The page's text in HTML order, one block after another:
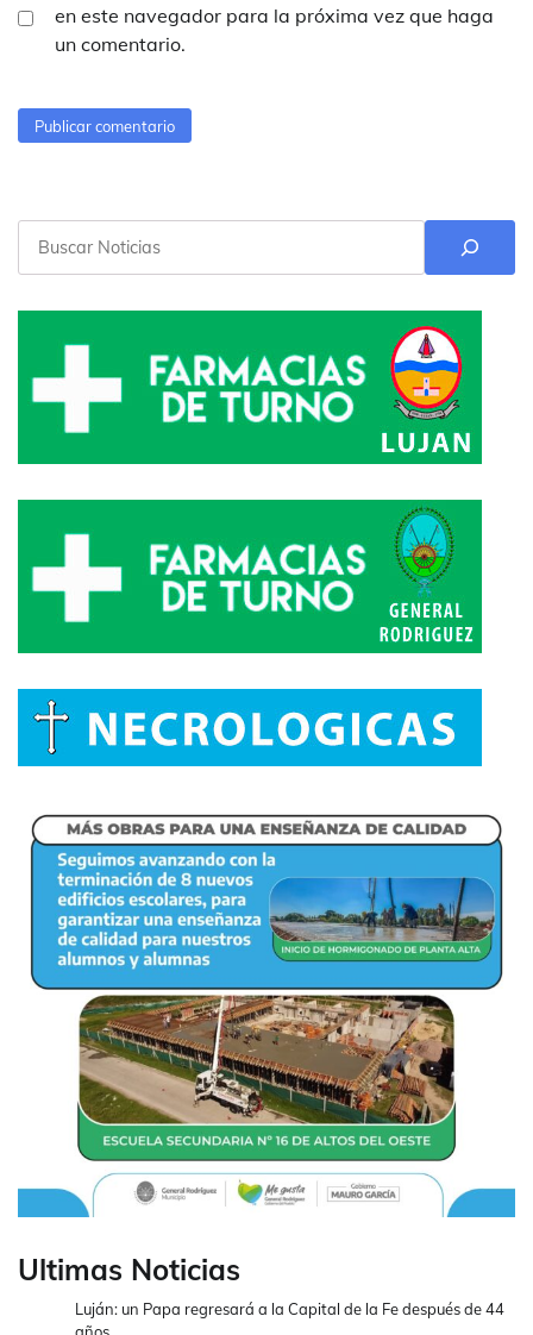
en este navegador para la próxima vez que haga
un comentario.
Ultimas Noticias
Luján: un Papa regresará a la Capital de la Fe después de 44